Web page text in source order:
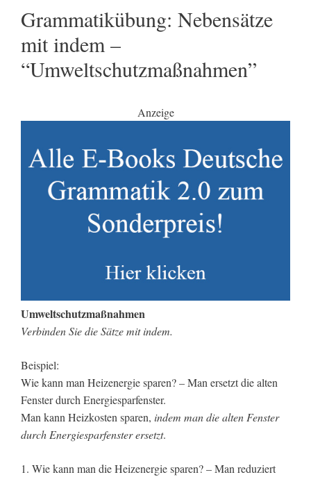
Grammatikübung: Nebensätze
mit indem –
“Umweltschutzmaßnahmen”
Anzeige
Umweltschutzmaßnahmen
Verbinden Sie die Sätze mit indem.
Beispiel:
Wie kann man Heizenergie sparen? – Man ersetzt die alten
Fenster durch Energiesparfenster.
Man kann Heizkosten sparen, indem man die alten Fenster
durch Energiesparfenster ersetzt.
1. Wie kann man die Heizenergie sparen? – Man reduziert